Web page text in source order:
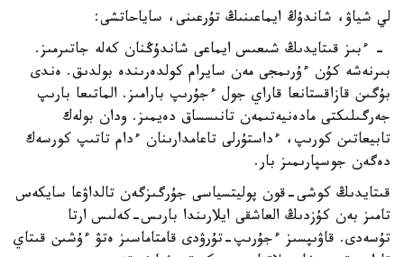
لي شياۋ، شاندۇڭ ايماعىنىڭ تۇرعىنى، ساياحاتشى:
- ءبىز قىتايدىڭ شىعىس ايماعى شاندۇڭنان كەلە جاتىرمىز.
بىرنەشە كۇن ءۇرىمجى مەن سايرام كولدەرىندە بولدىق. ەندى
بۇگىن قازاقستانعا قاراي جول ءجۇرىپ بارامىز. الماتىعا بارىپ
جەرگىلىكتى مادەنيەتىمەن تانىسساق دەيمىز. ودان بولەك
تابيعاتىن كورىپ، ءداستۇرلى تاعامدارىنان ءدام تاتىپ كورسەك
دەگەن جوسپارىمىز بار.
قىتايدىڭ كوشى-قون پوليتسياسى جۇرگىزگەن تالداۋعا سايكەس
تامىز بەن كۇزدىڭ العاشقى ايلارىندا بارىس-كەلىس ارتا
تۇسەدى. قاۋىپسىز ءجۇرىپ-تۇرۋدى قامتاماسىز ەتۋ ءۇشىن قىتاي